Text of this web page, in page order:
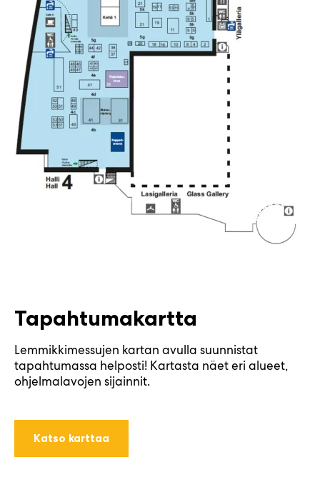
Tapahtumakartta
Lemmikkimessujen kartan avulla suunnistat
tapahtumassa helposti! Kartasta näet eri alueet,
ohjelmalavojen sijainnit.
Katso karttaa